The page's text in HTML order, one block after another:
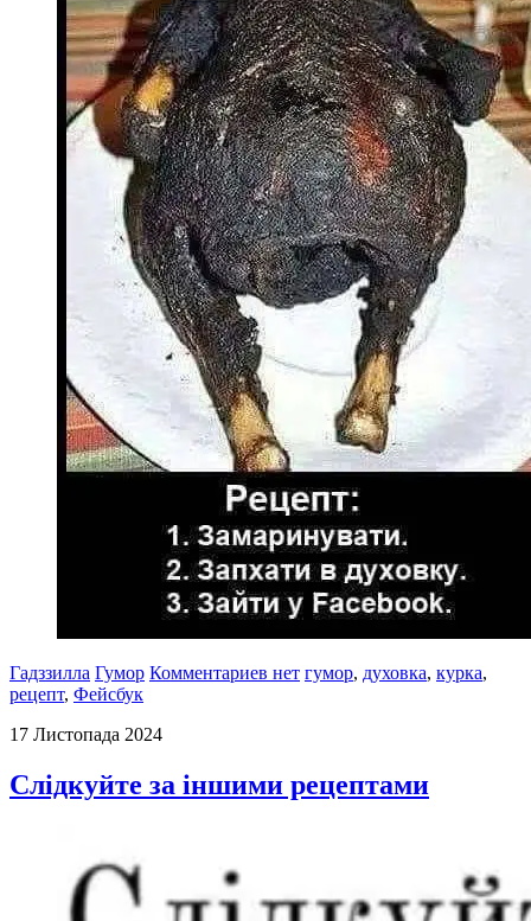
Гадззилла Гумор Комментариев нет гумор, духовка, курка,
рецепт, Фейсбук
17 Листопада 2024
Слідкуйте за іншими рецептами